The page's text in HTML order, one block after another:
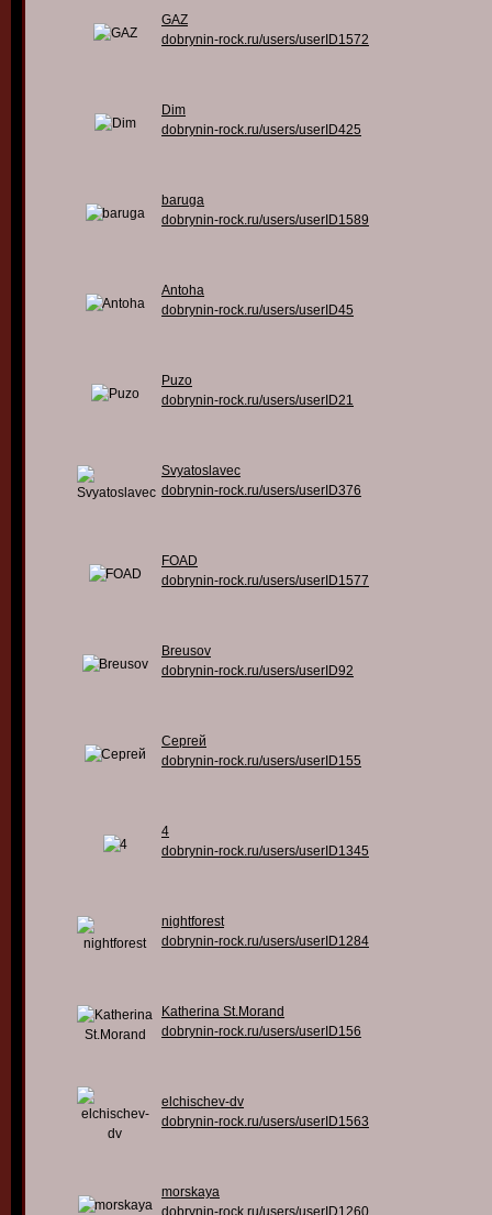
GAZ
dobrynin-rock.ru/users/userID1572
Dim
dobrynin-rock.ru/users/userID425
baruga
dobrynin-rock.ru/users/userID1589
Antoha
dobrynin-rock.ru/users/userID45
Puzo
dobrynin-rock.ru/users/userID21
Svyatoslavec
dobrynin-rock.ru/users/userID376
FOAD
dobrynin-rock.ru/users/userID1577
Breusov
dobrynin-rock.ru/users/userID92
Сергей
dobrynin-rock.ru/users/userID155
4
dobrynin-rock.ru/users/userID1345
nightforest
dobrynin-rock.ru/users/userID1284
Katherina St.Morand
dobrynin-rock.ru/users/userID156
elchischev-dv
dobrynin-rock.ru/users/userID1563
morskaya
dobrynin-rock.ru/users/userID1260